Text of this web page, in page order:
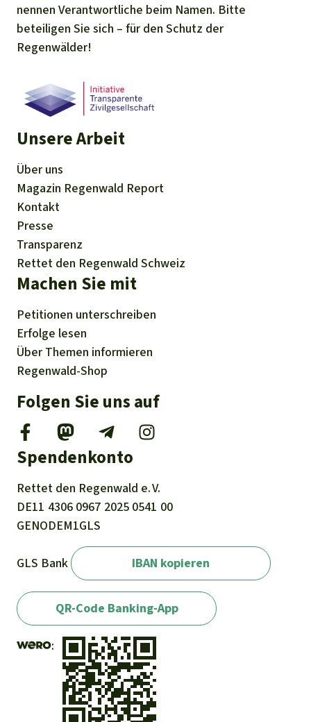
nennen Verantwortliche beim Namen. Bitte
beteiligen Sie sich – für den Schutz der
Regenwälder!
Unsere Arbeit
Über uns
Magazin Regenwald Report
Kontakt
Presse
Transparenz
Rettet den Regenwald Schweiz
Machen Sie mit
Petitionen unterschreiben
Erfolge lesen
Über Themen informieren
Regenwald-Shop
Folgen Sie uns auf
Spendenkonto
Rettet den Regenwald e. V.
DE11 4306 0967 2025 0541 00
GENODEM1GLS
GLS Bank IBAN kopieren
QR-Code Banking-App